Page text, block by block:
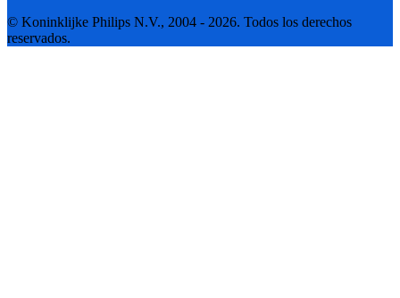
© Koninklijke Philips N.V., 2004 - 2026. Todos los derechos
reservados.